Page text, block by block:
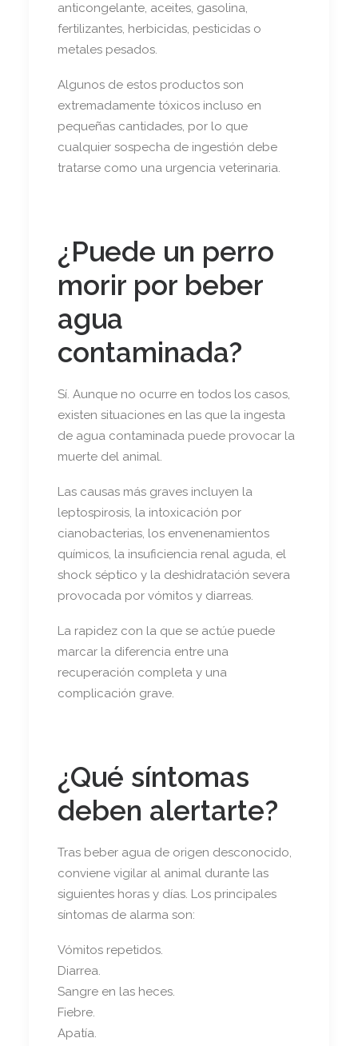
anticongelante, aceites, gasolina,
fertilizantes, herbicidas, pesticidas o
metales pesados.
Algunos de estos productos son
extremadamente tóxicos incluso en
pequeñas cantidades, por lo que
cualquier sospecha de ingestión debe
tratarse como una urgencia veterinaria.
¿Puede un perro
morir por beber
agua
contaminada?
Sí. Aunque no ocurre en todos los casos,
existen situaciones en las que la ingesta
de agua contaminada puede provocar la
muerte del animal.
Las causas más graves incluyen la
leptospirosis, la intoxicación por
cianobacterias, los envenenamientos
químicos, la insuficiencia renal aguda, el
shock séptico y la deshidratación severa
provocada por vómitos y diarreas.
La rapidez con la que se actúe puede
marcar la diferencia entre una
recuperación completa y una
complicación grave.
¿Qué síntomas
deben alertarte?
Tras beber agua de origen desconocido,
conviene vigilar al animal durante las
siguientes horas y días. Los principales
síntomas de alarma son:
Vómitos repetidos.
Diarrea.
Sangre en las heces.
Fiebre.
Apatía.